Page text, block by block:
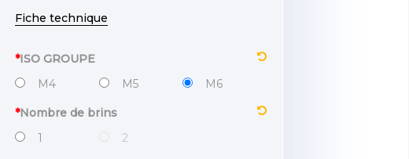
Fiche technique
*ISO GROUPE
M4
M5 M6
*Nombre de brins
1
2